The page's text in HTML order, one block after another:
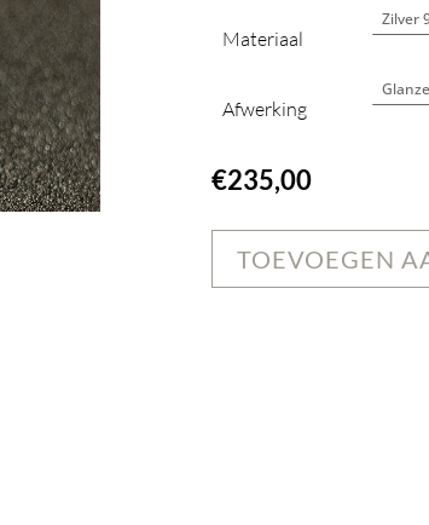
Materiaal
Afwerking
€235,00
TOEVOEGEN